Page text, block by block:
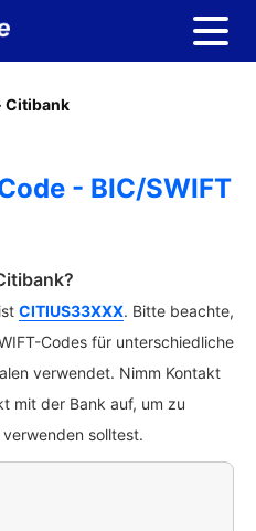
Citibank
- BIC/SWIFT
CITIUS33XXX. Bitte beachte,
Codes für unterschiedliche
verwendet. Nimm Kontakt
mit der Bank auf, um zu
solltest.